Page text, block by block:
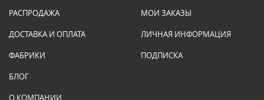
РАСПРОДАЖА
ДОСТАВКА И ОПЛАТА
ФАБРИКИ
БЛОГ
О КОМПАНИИ
МОИ ЗАКАЗЫ
ЛИЧНАЯ ИНФОРМАЦИЯ
ПОДПИСКА